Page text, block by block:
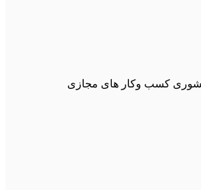
کشوری کسب وکار های مجازی